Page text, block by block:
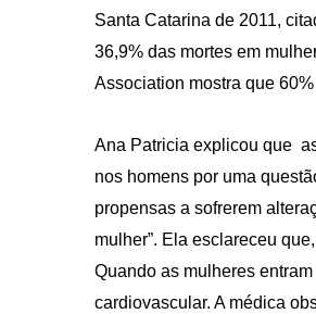
Santa Catarina de 2011,
36,9% das mortes em
Association mostra que
Ana Patricia explicou que
nos homens por uma
propensas a sofrerem
mulher”. Ela esclareceu
Quando as mulheres
cardiovascular. A médica